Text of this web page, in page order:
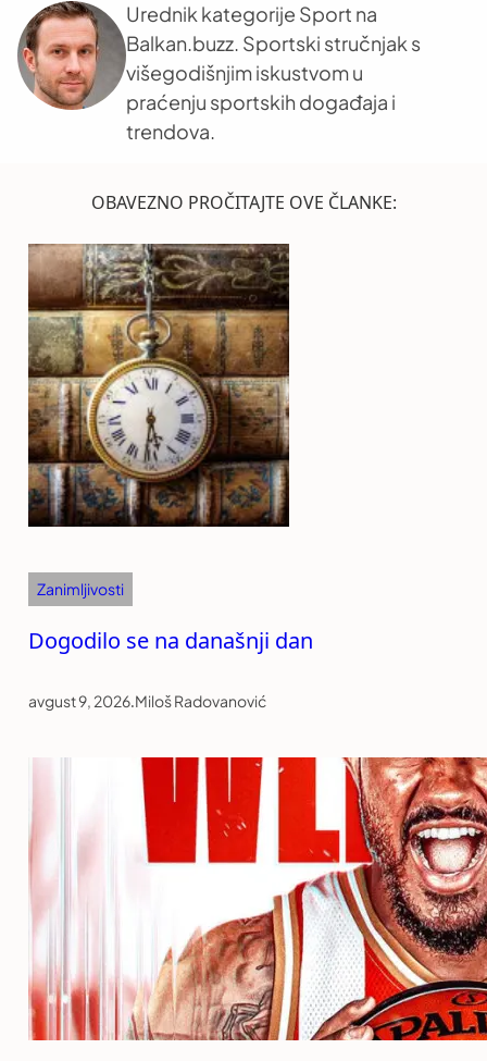
Urednik kategorije Sport na
Balkan.buzz. Sportski stručnjak s
višegodišnjim iskustvom u
praćenju sportskih događaja i
trendova.
OBAVEZNO PROČITAJTE OVE ČLANKE:
Zanimljivosti
Dogodilo se na današnji dan
avgust 9, 2026.Miloš Radovanović